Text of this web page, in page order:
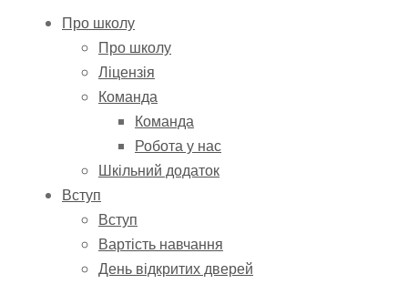
Про школу
Про школу
Ліцензія
Команда
Команда
Робота у нас
Шкільний додаток
Вступ
Вступ
Вартість навчання
День відкритих дверей